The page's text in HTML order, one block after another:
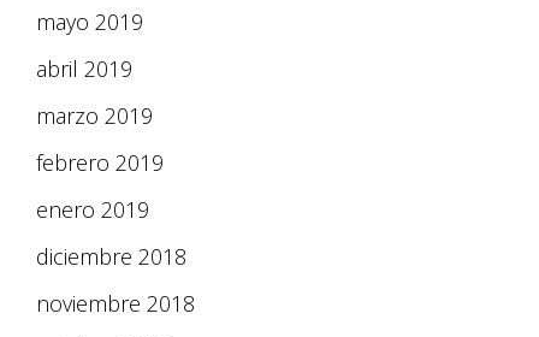
mayo 2019
abril 2019
marzo 2019
febrero 2019
enero 2019
diciembre 2018
noviembre 2018